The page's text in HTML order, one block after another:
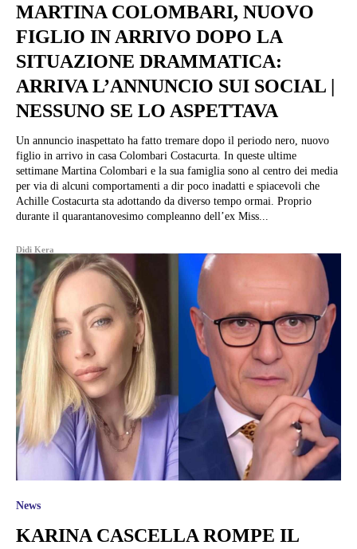
MARTINA COLOMBARI, NUOVO
FIGLIO IN ARRIVO DOPO LA
SITUAZIONE DRAMMATICA:
ARRIVA L’ANNUNCIO SUI SOCIAL |
NESSUNO SE LO ASPETTAVA
Un annuncio inaspettato ha fatto tremare dopo il periodo nero, nuovo
figlio in arrivo in casa Colombari Costacurta. In queste ultime
settimane Martina Colombari e la sua famiglia sono al centro dei media
per via di alcuni comportamenti a dir poco inadatti e spiacevoli che
Achille Costacurta sta adottando da diverso tempo ormai. Proprio
durante il quarantanovesimo compleanno dell’ex Miss...
Didi Kera
News
KARINA CASCELLA ROMPE IL